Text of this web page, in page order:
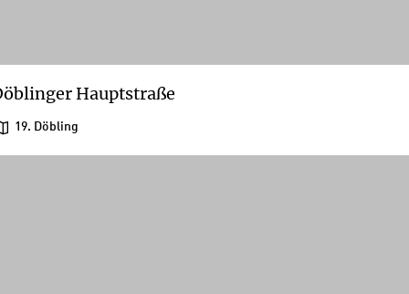
Hauptstraße
19. Döbling